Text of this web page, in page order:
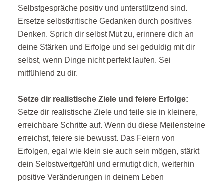
Selbstgespräche positiv und unterstützend sind.
Ersetze selbstkritische Gedanken durch positives
Denken. Sprich dir selbst Mut zu, erinnere dich an
deine Stärken und Erfolge und sei geduldig mit dir
selbst, wenn Dinge nicht perfekt laufen. Sei
mitfühlend zu dir.
Setze dir realistische Ziele und feiere Erfolge:
Setze dir realistische Ziele und teile sie in kleinere,
erreichbare Schritte auf. Wenn du diese Meilensteine
erreichst, feiere sie bewusst. Das Feiern von
Erfolgen, egal wie klein sie auch sein mögen, stärkt
dein Selbstwertgefühl und ermutigt dich, weiterhin
positive Veränderungen in deinem Leben